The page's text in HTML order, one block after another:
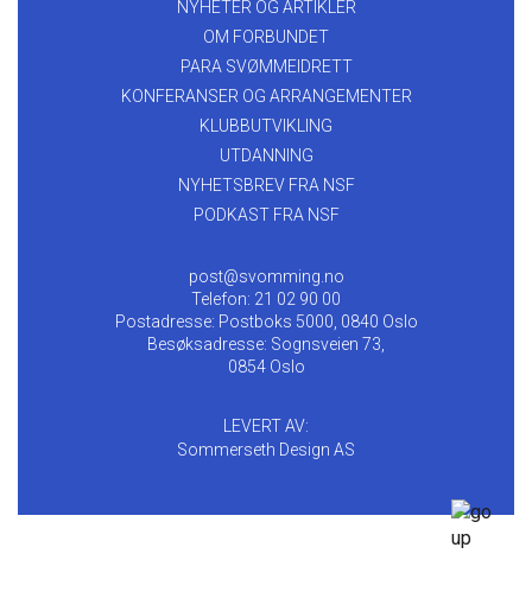
NYHETER OG ARTIKLER
OM FORBUNDET
PARA SVØMMEIDRETT
KONFERANSER OG ARRANGEMENTER
KLUBBUTVIKLING
UTDANNING
NYHETSBREV FRA NSF
PODKAST FRA NSF
post@svomming.no
Telefon: 21 02 90 00
Postadresse: Postboks 5000, 0840 Oslo
Besøksadresse: Sognsveien 73,
0854 Oslo
LEVERT AV:
Sommerseth Design AS